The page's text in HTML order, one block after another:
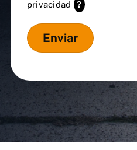
privacidad
?